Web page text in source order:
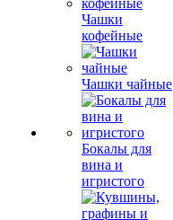
Чашки
кофейные
Чашки чайные
Бокалы для
вина и
игристого